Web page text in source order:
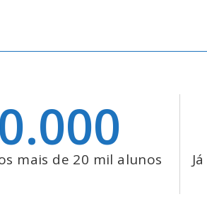
mais de 20 mil alunos